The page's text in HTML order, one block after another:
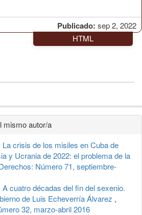
Publicado: sep 2, 2022
HTML
mismo autor/a
La crisis de los misiles en Cuba de
y Ucrania de 2022: el problema de la
Número 71, septiembre-
A cuatro décadas del fin del sexenio.
de Luis Echeverría Álvarez ,
32, marzo-abril 2016